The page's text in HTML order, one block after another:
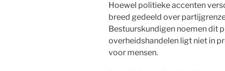
Hoewel politieke accenten
breed gedeeld over
Bestuurskundigen noemen dit
overheidshandelen ligt niet in
voor mensen.